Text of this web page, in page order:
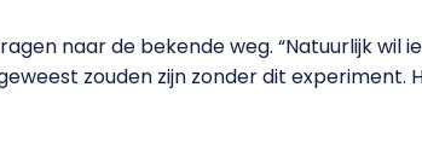
naar de bekende weg. “Natuurlijk
zouden zijn zonder dit